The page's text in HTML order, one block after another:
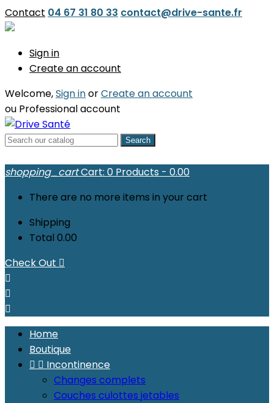
Contact 04 67 31 80 33 contact@drive-sante.fr
Sign in
Create an account
Welcome,Sign inorCreate an account
ou Professional account
Search
shopping_cartCart: 0 Products - 0.00
There are no more items in your cart
Shipping
Total 0.00
Check Out 



Home
Boutique
  Incontinence
Changes complets
Couches culottes jetables